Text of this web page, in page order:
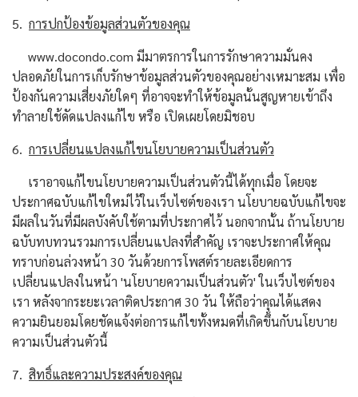
5. การปกป้องข้อมูลส่วนตัวของคุณ
www.docondo.com มีมาตรการในการรักษาความมั่นคง
ปลอดภัยในการเก็บรักษาข้อมูลส่วนตัวของคุณอย่างเหมาะสม เพื่อ
ป้องกันความเสี่ยงภัยใดๆ ที่อาจจะทําให้ข้อมูลนั้นสูญหายเข้าถึง
ทําลายใช้ดัดแปลงแก้ไข หรือ เปิดเผยโดยมิชอบ
6. การเปลี่ยนแปลงแก้ไขนโยบายความเป็นส่วนตัว
เราอาจแก้ไขนโยบายความเป็นส่วนตัวนี้ได้ทุกเมื่อ โดยจะ
ประกาศฉบับแก้ไขใหม่ไว้ในเว็บไซต์ของเรา นโยบายฉบับแก้ไขจะ
มีผลในวันที่มีผลบังคับใช้ตามที่ประกาศไว้ นอกจากนั้น ถ้านโยบาย
ฉบับทบทวนรวมการเปลี่ยนแปลงที่สำคัญ เราจะประกาศให้คุณ
ทราบก่อนล่วงหน้า 30 วันด้วยการโพสต์รายละเอียดการ
เปลี่ยนแปลงในหน้า 'นโยบายความเป็นส่วนตัว' ในเว็บไซต์ของ
เรา หลังจากระยะเวลาติดประกาศ 30 วัน ให้ถือว่าคุณได้แสดง
ความยินยอมโดยชัดแจ้งต่อการแก้ไขทั้งหมดที่เกิดขึ้นกับนโยบาย
ความเป็นส่วนตัวนี้
7. สิทธิ์และความประสงค์ของคุณ